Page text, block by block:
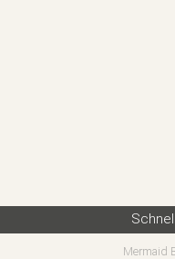
Mermaid